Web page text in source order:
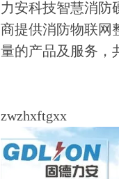
力安科技智慧消防
商提供消防物联网
量的产品及服务，
zwzhxftgxx